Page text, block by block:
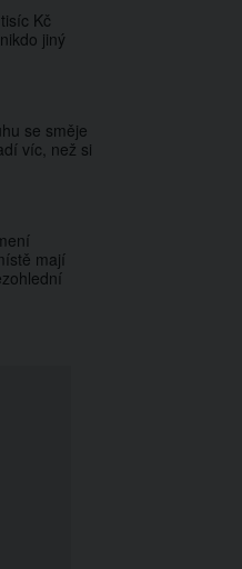
Kč
jiný
se směje
víc, než si
mají